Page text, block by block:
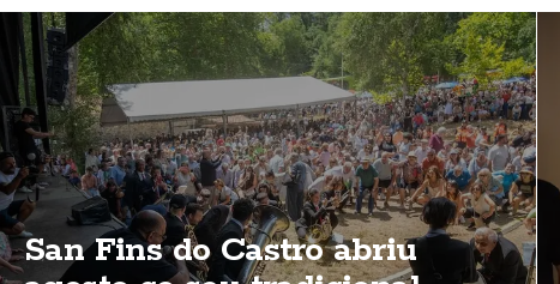
San Fins do Castro abriu